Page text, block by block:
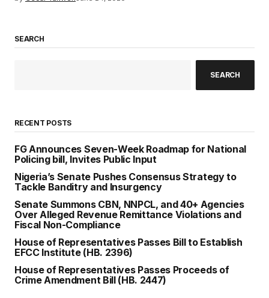
SEARCH
SEARCH
RECENT POSTS
FG Announces Seven-Week Roadmap for National
Policing bill, Invites Public Input
Nigeria’s Senate Pushes Consensus Strategy to
Tackle Banditry and Insurgency
Senate Summons CBN, NNPCL, and 40+ Agencies
Over Alleged Revenue Remittance Violations and
Fiscal Non-Compliance
House of Representatives Passes Bill to Establish
EFCC Institute (HB. 2396)
House of Representatives Passes Proceeds of
Crime Amendment Bill (HB. 2447)